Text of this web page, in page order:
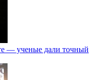
— ученые дали точный